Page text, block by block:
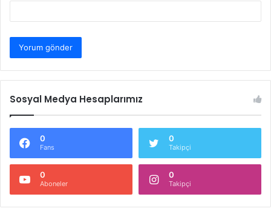
Sosyal Medya Hesaplarımız
0
Fans
0
Takipçi
0
Aboneler
0
Takipçi